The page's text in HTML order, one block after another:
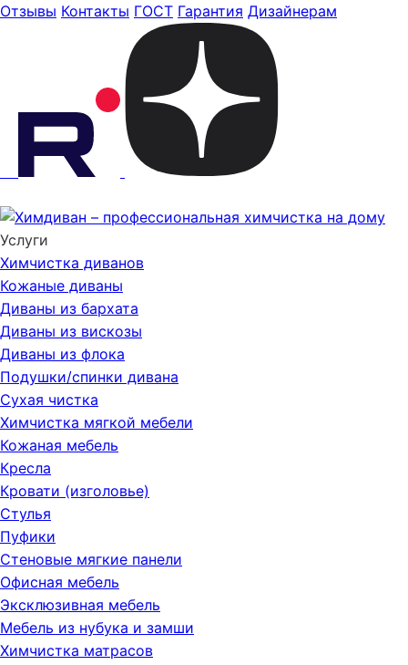
Отзывы Контакты ГОСТ Гарантия Дизайнерам
Услуги
Химчистка диванов
Кожаные диваны
Диваны из бархата
Диваны из вискозы
Диваны из флока
Подушки/спинки дивана
Сухая чистка
Химчистка мягкой мебели
Кожаная мебель
Кресла
Кровати (изголовье)
Стулья
Пуфики
Стеновые мягкие панели
Офисная мебель
Эксклюзивная мебель
Мебель из нубука и замши
Химчистка матрасов